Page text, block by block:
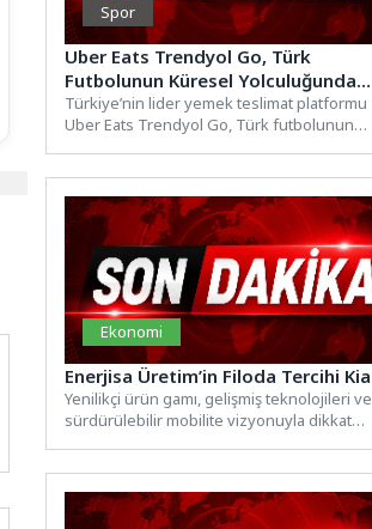
Spor
Uber Eats Trendyol Go, Türk
Futbolunun Küresel Yolculuğunda
“Milli Takımlar Resmi Yemek
Sponsoru” Oldu
Türkiye’nin lider yemek teslimat platformu
Uber Eats Trendyol Go, Türk futbolunun
Ekonomi
Enerjisa Üretim’in Filoda Tercihi Kia
Yenilikçi ürün gamı, gelişmiş teknolojileri ve
sürdürülebilir mobilite vizyonuyla dikkat